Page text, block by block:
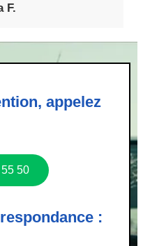
F.
appelez
50
: